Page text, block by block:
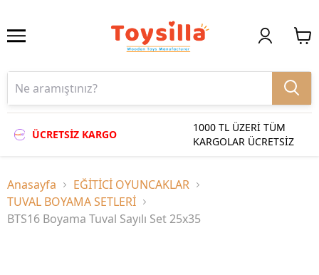
ÜCRETSİZ KARGO
1000 TL ÜZERİ TÜM
KARGOLAR ÜCRETSİZ
Anasayfa
EĞİTİCİ OYUNCAKLAR
TUVAL BOYAMA SETLERİ
BTS16 Boyama Tuval Sayılı Set 25x35